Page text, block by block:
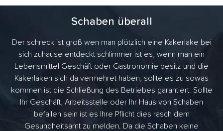
Schaben überall
Der schreck ist groß wen man plötzlich eine Kakerlake bei
sich zuhause entdeckt schlimmer ist es, wenn man ein
Lebensmittel Geschäft oder Gastronomie besitz und die
Kakerlaken sich da vermehret haben, sollte es zu sowas
kommen ist die Schließung des Betriebes garantiert. Sollte
Ihr Geschäft, Arbeitsstelle oder Ihr Haus von Schaben
befallen sein ist es Ihre Pflicht dies rasch dem
Gesundheitsamt zu melden. Da die Schaben keine